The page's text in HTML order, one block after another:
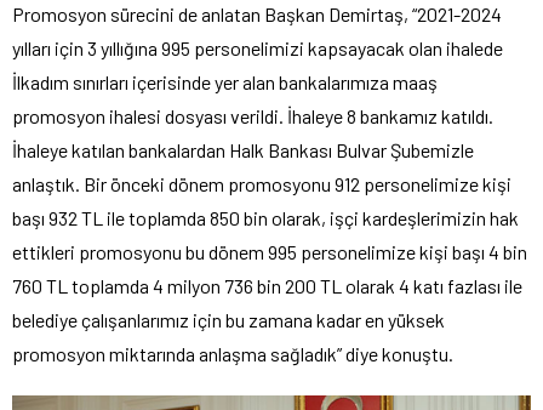
Promosyon sürecini de anlatan Başkan Demirtaş, “2021-2024
yılları için 3 yıllığına 995 personelimizi kapsayacak olan ihalede
İlkadım sınırları içerisinde yer alan bankalarımıza maaş
promosyon ihalesi dosyası verildi. İhaleye 8 bankamız katıldı.
İhaleye katılan bankalardan Halk Bankası Bulvar Şubemizle
anlaştık. Bir önceki dönem promosyonu 912 personelimize kişi
başı 932 TL ile toplamda 850 bin olarak, işçi kardeşlerimizin hak
ettikleri promosyonu bu dönem 995 personelimize kişi başı 4 bin
760 TL toplamda 4 milyon 736 bin 200 TL olarak 4 katı fazlası ile
belediye çalışanlarımız için bu zamana kadar en yüksek
promosyon miktarında anlaşma sağladık” diye konuştu.